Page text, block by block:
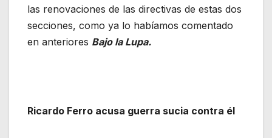
las renovaciones de las directivas de estas dos
secciones, como ya lo habíamos comentado
en anteriores Bajo la Lupa.
Ricardo Ferro acusa guerra sucia contra él